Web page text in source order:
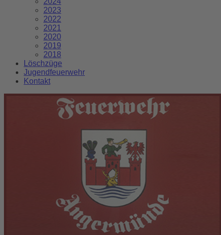
2023
2022
2021
2020
2019
2018
Löschzüge
Jugendfeuerwehr
Kontakt